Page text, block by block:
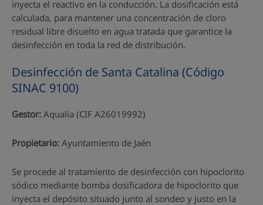
inyecta el reactivo en la conducción. La dosificación está
calculada, para mantener una concentración de cloro
residual libre disuelto en agua tratada que garantice la
desinfección en toda la red de distribución.
Desinfección de Santa Catalina (Código
SINAC 9100)
Gestor: Aqualia (CIF A26019992)
Propietario: Ayuntamiento de Jaén
Se procede al tratamiento de desinfección con hipoclorito
sódico mediante bomba dosificadora de hipoclorito que
inyecta el depósito situado junto al sondeo y justo en la